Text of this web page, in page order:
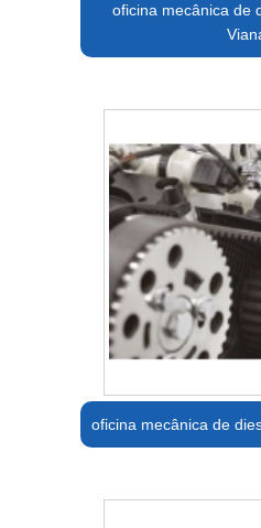
oficina mecânica de
oficina mecânica de